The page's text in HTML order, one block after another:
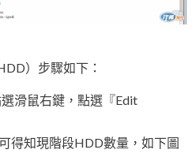
）步驟如下：
滑鼠右鍵，點選『Edit
得知現階段HDD數量，如下圖